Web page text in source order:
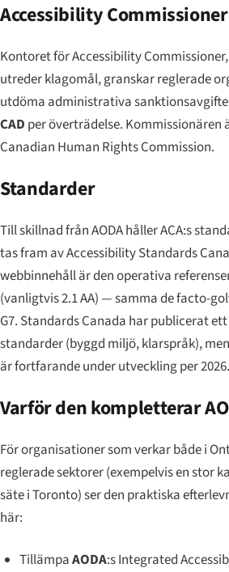
Accessibility Commissioner
Kontoret för Accessibility
utreder klagomål, granskar reglerade
utdöma administrativa
CAD per överträdelse. Kommissionären
Canadian Human Rights Commission.
Standarder
Till skillnad från AODA håller ACA:s
tas fram av Accessibility Standards
webbinnehåll är den operativa
(vanligtvis 2.1 AA) — samma de facto-
G7. Standards Canada har publicerat
standarder (byggd miljö, klarspråk),
är fortfarande under utveckling per 2026.
Varför den kompletterar
För organisationer som verkar både i
reglerade sektorer (exempelvis en stor
säte i Toronto) ser den praktiska
här:
TillämpaAODA:s Integrated